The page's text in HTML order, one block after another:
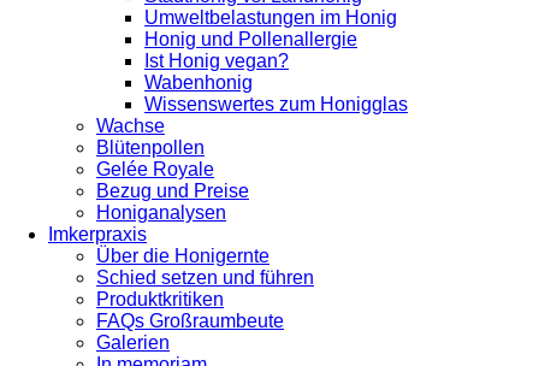
Umweltbelastungen im Honig
Honig und Pollenallergie
Ist Honig vegan?
Wabenhonig
Wissenswertes zum Honigglas
Wachse
Blütenpollen
Gelée Royale
Bezug und Preise
Honiganalysen
Imkerpraxis
Über die Honigernte
Schied setzen und führen
Produktkritiken
FAQs Großraumbeute
Galerien